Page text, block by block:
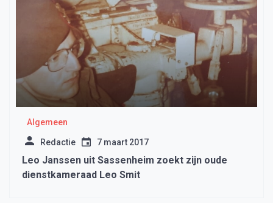
Algemeen
Redactie 7 maart 2017
Leo Janssen uit Sassenheim zoekt zijn oude
dienstkameraad Leo Smit